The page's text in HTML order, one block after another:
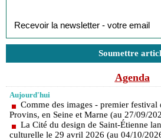
Soumettre
Agenda
Aujourd'hui
Comme des images - premier festival
Provins, en Seine et Marne (au 27/09/
La Cité du design de Saint-Étienne
culturelle le 29 avril 2026 (au 04/10/